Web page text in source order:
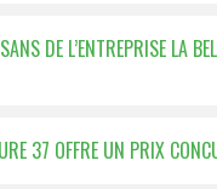
DE L’ENTREPRISE LA
37 OFFRE UN PRIX